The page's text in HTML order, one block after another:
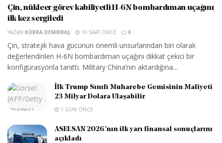
Çin, nükleer görev kabiliyetli H-6N bombardıman uçağını
ilk kez sergiledi
YAZAN KÜBRA DEMIRBAŞ 10 SAAT ÖNCE 0
Çin, stratejik hava gücünün önemli unsurlarından biri olarak
değerlendirilen H-6N bombardıman uçağını dikkat çekici bir
konfigürasyonla tanıttı. Military China’nın aktardığına...
İlk Trump Sınıfı Muharebe Gemisinin Maliyeti
23 Milyar Dolara Ulaşabilir
1 GÜN ÖNCE
ASELSAN 2026’nın ilk yarı finansal sonuçlarını
açıkladı